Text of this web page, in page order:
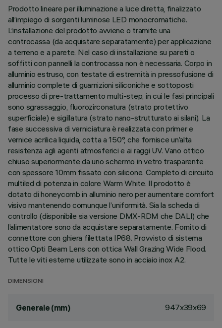
Prodotto lineare per illuminazione a luce diretta, finalizzato
all’impiego di sorgenti luminose LED monocromatiche.
L’installazione del prodotto avviene o tramite una
controcassa (da acquistare separatamente) per applicazione
a terreno e a parete. Nel caso di installazione su pareti o
soffitti con pannelli la controcassa non è necessaria. Corpo in
alluminio estruso, con testate di estremità in pressofusione di
alluminio complete di guarnizioni siliconiche e sottoposti
processo di pre-trattamento multi-step, in cui le fasi principali
sono sgrassaggio, fluorozirconatura (strato protettivo
superficiale) e sigillatura (strato nano-strutturato ai silani). La
fase successiva di verniciatura è realizzata con primer e
vernice acrilica liquida, cotta a 150°, che fornisce un’alta
resistenza agli agenti atmosferici e ai raggi UV. Vano ottico
chiuso superiormente da uno schermo in vetro trasparente
con spessore 10mm fissato con silicone. Completo di circuito
multiled di potenza in colore Warm White. Il prodotto è
dotato di honeycomb in alluminio nero per aumentare comfort
visivo mantenendo comunque l’uniformità. Sia la scheda di
controllo (disponibile sia versione DMX-RDM che DALI) che
l’alimentatore sono da acquistare separatamente. Fornito di
connettore con ghiera filettata IP68. Provvisto di sistema
ottico Opti Beam Lens con ottica Wall Grazing Wide Flood.
Tutte le viti esterne utilizzate sono in acciaio inox A2.
DIMENSIONI
Generale (mm) 947x39x69